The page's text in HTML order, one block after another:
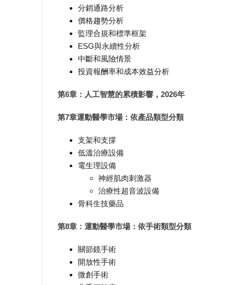
分銷通路分析
價格趨勢分析
監理合規和標準框架
ESG與永續性分析
中斷和風險情景
投資報酬率和成本效益分析
第6章：人工智慧的累積影響，2026年
第7章運動醫學市場：依產品類型分類
支架和支撐
低溫治療設備
電生理設備
神經肌肉刺激器
治療性超音波設備
骨科生技藥品
第8章：運動醫學市場：依手術類型分類
關節鏡手術
開放性手術
微創手術